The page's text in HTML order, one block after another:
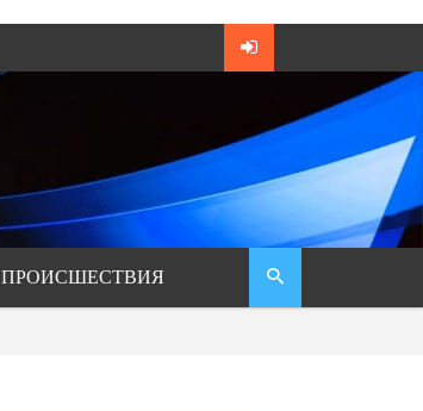
ПРОИСШЕСТВИЯ